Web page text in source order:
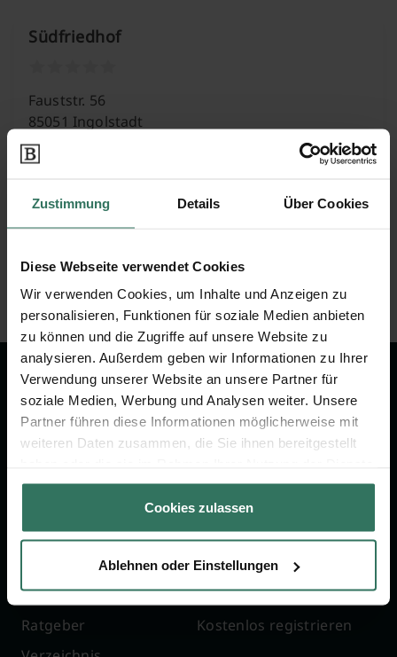
Zustimmung Details Über Cookies
Diese Webseite verwendet Cookies
Wir verwenden Cookies, um Inhalte und Anzeigen zu
personalisieren, Funktionen für soziale Medien anbieten
zu können und die Zugriffe auf unsere Website zu
analysieren. Außerdem geben wir Informationen zu Ihrer
Verwendung unserer Website an unsere Partner für
soziale Medien, Werbung und Analysen weiter. Unsere
Partner führen diese Informationen möglicherweise mit
weiteren Daten zusammen, die Sie ihnen bereitgestellt
gesammelt haben.
Cookies zulassen
Ablehnen oder Einstellungen
Südfriedhof
Fauststr. 56
85051 Ingolstadt
Westfriedhof
Westliche Ringstr. 12
85049 Ingolstadt
Wir sind Ihr Ansprechpartner rund
um das Thema Bestattung &
Vorsorge.
Vergleich
Ratgeber
FÜR BESTATTER
Online-Portal
Kostenlos registrieren